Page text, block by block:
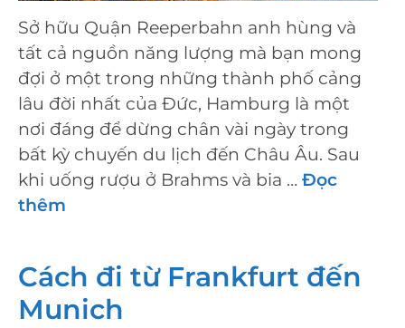
Sở hữu Quận Reeperbahn anh hùng và
tất cả nguồn năng lượng mà bạn mong
đợi ở một trong những thành phố cảng
lâu đời nhất của Đức, Hamburg là một
nơi đáng để dừng chân vài ngày trong
bất kỳ chuyến du lịch đến Châu Âu. Sau
khi uống rượu ở Brahms và bia … Đọc
thêm
Cách đi từ Frankfurt đến
Munich